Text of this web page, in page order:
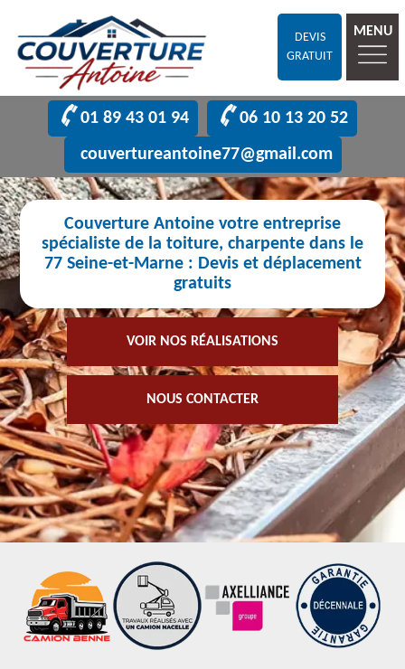
DEVIS
GRATUIT
MENU
01 89 43 01 94
06 10 13 20 52
couvertureantoine77@gmail.com
Couverture Antoine votre entreprise
spécialiste de la toiture, charpente dans le
77 Seine-et-Marne : Devis et déplacement
gratuits
VOIR NOS RÉALISATIONS
NOUS CONTACTER